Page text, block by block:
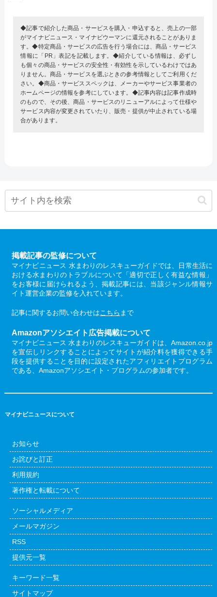
◆記事で紹介した商品・サービスを購入・申込すると、売上の一部
がマイナビニュース・マイナビウーマンに還元されることがありま
す。◆特定商品・サービスの広告を行う場合には、商品・サービス
情報に「PR」表記を記載します。◆紹介している情報は、必ずし
も個々の商品・サービスの安全性・有効性を示しているわけではあ
りません。商品・サービスを選ぶときの参考情報としてご利用くだ
さい。◆商品・サービススペックは、メーカーやサービス事業者の
ホームページの情報を参考にしています。◆記事内容は記事作成時
のもので、その後、商品・サービスのリニューアルによって仕様や
サービス内容が変更されていたり、販売・提供が中止されている場
合があります。
掲載記事の監修について
マイナビニュース 水まわりのレスキューガイドでは、日常生活に
おける水まわりのトラブルについて「適切で正しく有益な情報」
をお客様に届けられるよう、掲載記事には、当該ジャンル情報サ
イト運営企業の監修を入れています。
記事に関するお問い合わせはこちら まで
Amazonアソシエイト広告掲載について
マイナビニュース 水まわりのレスキューガイドは、Amazon.co.jp
を宣伝しリンクすることによってサイトが紹介料を獲得できる手
段を提供することを目的に設定されたアフィリエイトプログラム
である、Amazonアソシエイト・プログラムの参加者です。
マイナビニュースについて
お知らせ
お詫びと訂正
利用規約
著作権と転載について
ソーシャルメディア
メールマガジン
RSS
提供元一覧
キーワード一覧
サイトマップ